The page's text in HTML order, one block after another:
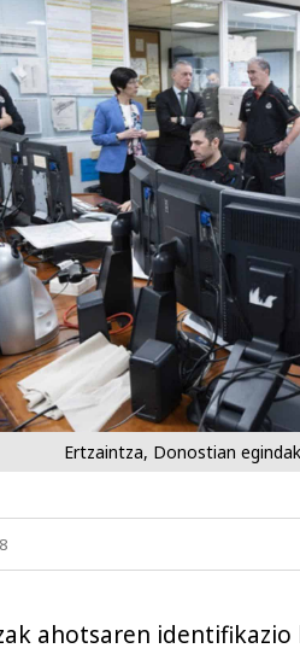
Ertzaintza, Donostian
ahotsaren